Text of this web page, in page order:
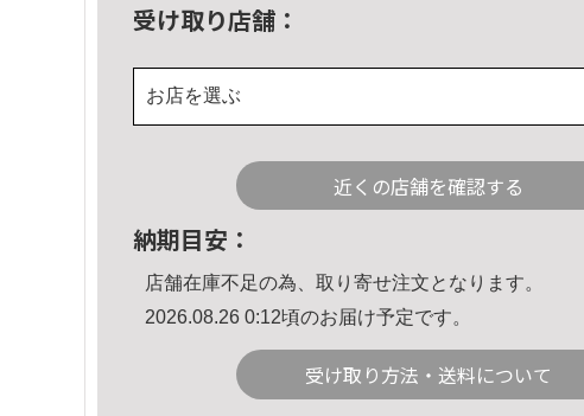
受け取り店舗：
お店を選ぶ
近くの店舗を確認する
納期目安：
店舗在庫不足の為、取り寄せ注文となります。
2026.08.26 0:12頃のお届け予定です。
受け取り方法・送料について